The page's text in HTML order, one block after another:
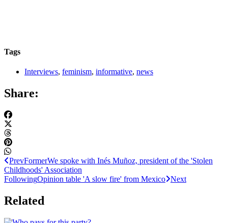
Tags
Interviews, feminism, informative, news
Share:
PrevFormerWe spoke with Inés Muñoz, president of the 'Stolen
Childhoods' Association
FollowingOpinion table 'A slow fire' from Mexico Next
Related